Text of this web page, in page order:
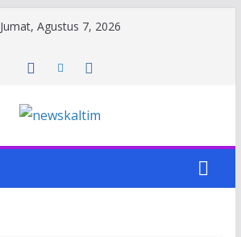
Jumat, Agustus 7, 2026